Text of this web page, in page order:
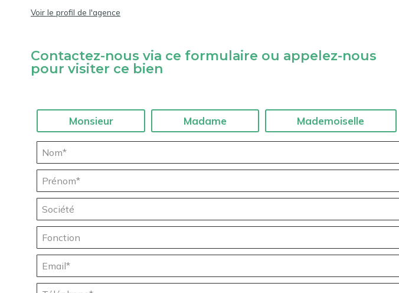
Voir le profil de l'agence
Contactez-nous via ce formulaire ou appelez-nous
pour visiter ce bien
Civilité :Monsieur Madame Mademoiselle
Nom* :
Prénom* :
Société :
Fonction :
Email* :
Téléphone* :